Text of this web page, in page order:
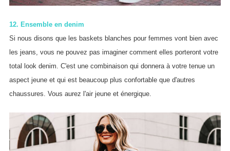
12. Ensemble en denim
Si nous disons que les baskets blanches pour femmes vont bien avec
les jeans, vous ne pouvez pas imaginer comment elles porteront votre
total look denim. C'est une combinaison qui donnera à votre tenue un
aspect jeune et qui est beaucoup plus confortable que d'autres
chaussures. Vous aurez l'air jeune et énergique.